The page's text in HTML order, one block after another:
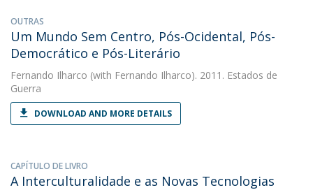
OUTRAS
Um Mundo Sem Centro, Pós-Ocidental, Pós-
Democrático e Pós-Literário
Fernando Ilharco (with Fernando Ilharco). 2011. Estados de
Guerra
DOWNLOAD AND MORE DETAILS
CAPÍTULO DE LIVRO
A Interculturalidade e as Novas Tecnologias